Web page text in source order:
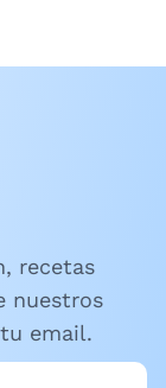
recetas
nuestros
email.